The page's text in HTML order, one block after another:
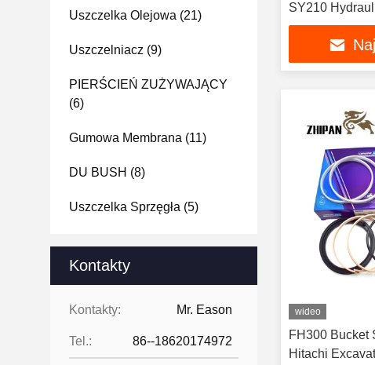
Uszczelka Olejowa (21)
Uszczelniacz (9)
PIERŚCIEŃ ZUŻYWAJĄCY
(6)
Gumowa Membrana (11)
DU BUSH (8)
Uszczelka Sprzęgła (5)
Środkowa Pieczęć Łączna
Kontakty
Kontakty: Mr. Eason
Tel.: 86--18620174972
SY210 Hydrauliczne części
zamienne do
wideo
FH300 Bucket
Hitachi